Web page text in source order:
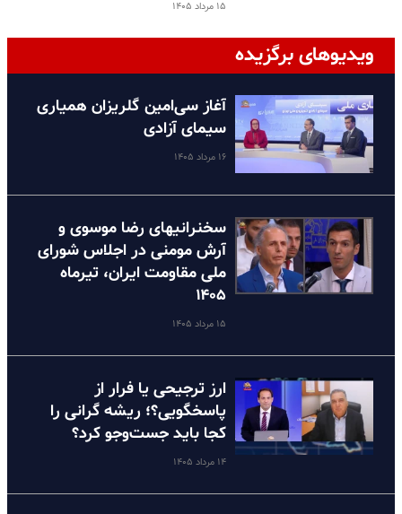
۱۵ مرداد ۱۴۰۵
ویدیوهای برگزیده
آغاز سی‌امین گلریزان همیاری
سیمای آزادی
۱۶ مرداد ۱۴۰۵
سخنرانیهای رضا موسوی و
آرش مومنی در اجلاس شورای
ملی مقاومت ایران، تیرماه
۱۴۰۵
۱۵ مرداد ۱۴۰۵
ارز ترجیحی یا فرار از
پاسخگویی؟؛ ریشه گرانی را
کجا باید جست‌وجو کرد؟
۱۴ مرداد ۱۴۰۵